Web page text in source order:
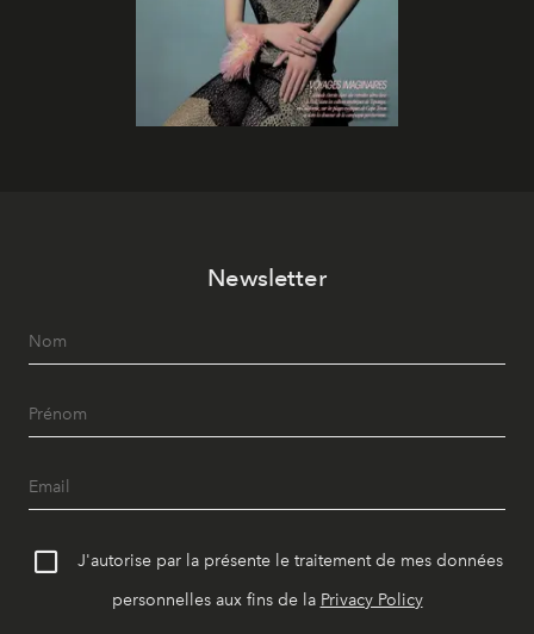
Newsletter
J'autorise par la présente le traitement de mes données
personnelles aux fins de la Privacy Policy